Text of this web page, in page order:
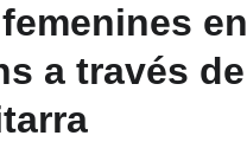
en
a través de